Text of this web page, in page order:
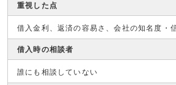
重視した点
借入金利、返済の容易さ、会社の知名度・
借入時の相談者
誰にも相談していない